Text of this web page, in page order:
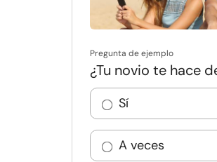
Pregunta de ejemplo
¿Tu novio te hace
Sí
A veces